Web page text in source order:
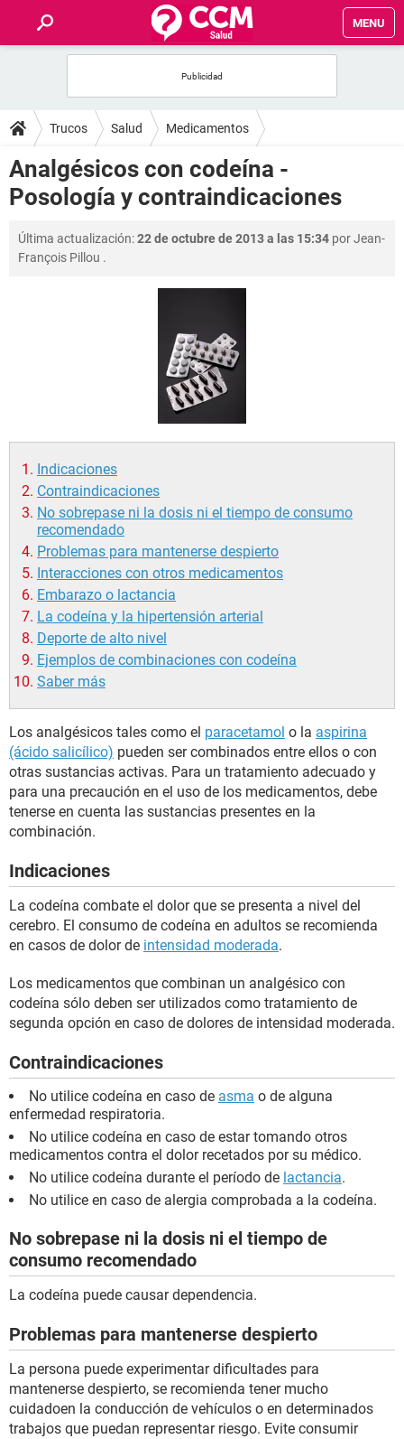
MENU
FOROS
SALUD
FAMILIA
NUTRICIÓN
Trucos Salud Medicamentos
Analgésicos con codeína -
Posología y contraindicaciones
Última actualización:22 de octubre de 2013 a las 15:34 porJean-
François Pillou .
Indicaciones
Contraindicaciones
No sobrepase ni la dosis ni el tiempo de consumo
recomendado
Problemas para mantenerse despierto
Interacciones con otros medicamentos
Embarazo o lactancia
La codeína y la hipertensión arterial
Deporte de alto nivel
Ejemplos de combinaciones con codeína
Saber más
Los analgésicos tales como el paracetamol o la aspirina
(ácido salicílico) pueden ser combinados entre ellos o con
otras sustancias activas. Para un tratamiento adecuado y
para una precaución en el uso de los medicamentos, debe
tenerse en cuenta las sustancias presentes en la
combinación.
Indicaciones
La codeína combate el dolor que se presenta a nivel del
cerebro. El consumo de codeína en adultos se recomienda
en casos de dolor de intensidad moderada.
Los medicamentos que combinan un analgésico con
codeína sólo deben ser utilizados como tratamiento de
segunda opción en caso de dolores de intensidad moderada.
Contraindicaciones
No utilice codeína en caso de asma o de alguna
enfermedad respiratoria.
No utilice codeína en caso de estar tomando otros
medicamentos contra el dolor recetados por su médico.
No utilice codeína durante el período de lactancia.
No utilice en caso de alergia comprobada a la codeína.
No sobrepase ni la dosis ni el tiempo de
consumo recomendado
La codeína puede causar dependencia.
Problemas para mantenerse despierto
La persona puede experimentar dificultades para
mantenerse despierto, se recomienda tener mucho
cuidadoen la conducción de vehículos o en determinados
trabajos que puedan representar riesgo. Evite consumir